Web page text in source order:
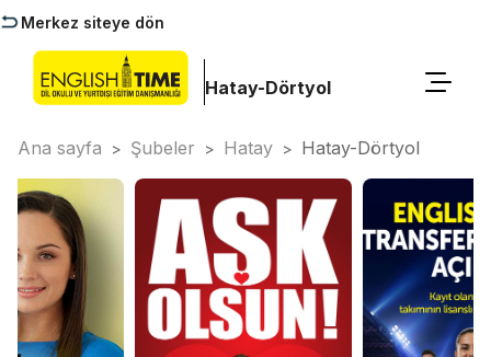
Merkez siteye dön
Hatay-Dörtyol
Ana sayfa > Şubeler > Hatay > Hatay-Dörtyol